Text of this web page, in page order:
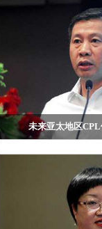
未来亚太地区
宋满